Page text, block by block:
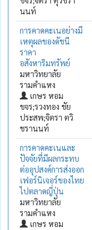
นนท์
การคาดคะเนอย่างมี
เหตุผลของดัชนี
ราคา
อสังหาริมทรัพย์
มหาวิทยาลัย
รามคำแหง
เกษร หอม
ขจร;รวงทอง ชัย
ประสพ;จิตรา ตวิ
ชรานนท์
การคาดคะเนและ
ปัจจัยที่มีผลกระทบ
ต่ออุปสงค์การส่งออก
เฟอร์นิเจอร์ของไทย
ไปตลาดญี่ปุ่น
มหาวิทยาลัย
รามคำแหง
เกษร หอม